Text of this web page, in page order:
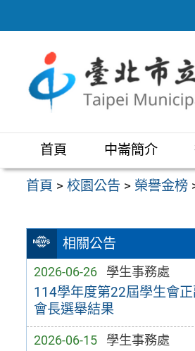
至
區
首頁 中崙簡介
首頁 >校園公告 > 榮譽金榜
相關公告
2026-06-26 學生事務處
114學年度第22屆學生會正
會長選舉結果
2026-06-15 學生事務處